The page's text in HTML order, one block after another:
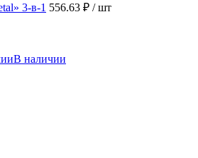
3-в-1 556.63 ₽ / шт
В наличии